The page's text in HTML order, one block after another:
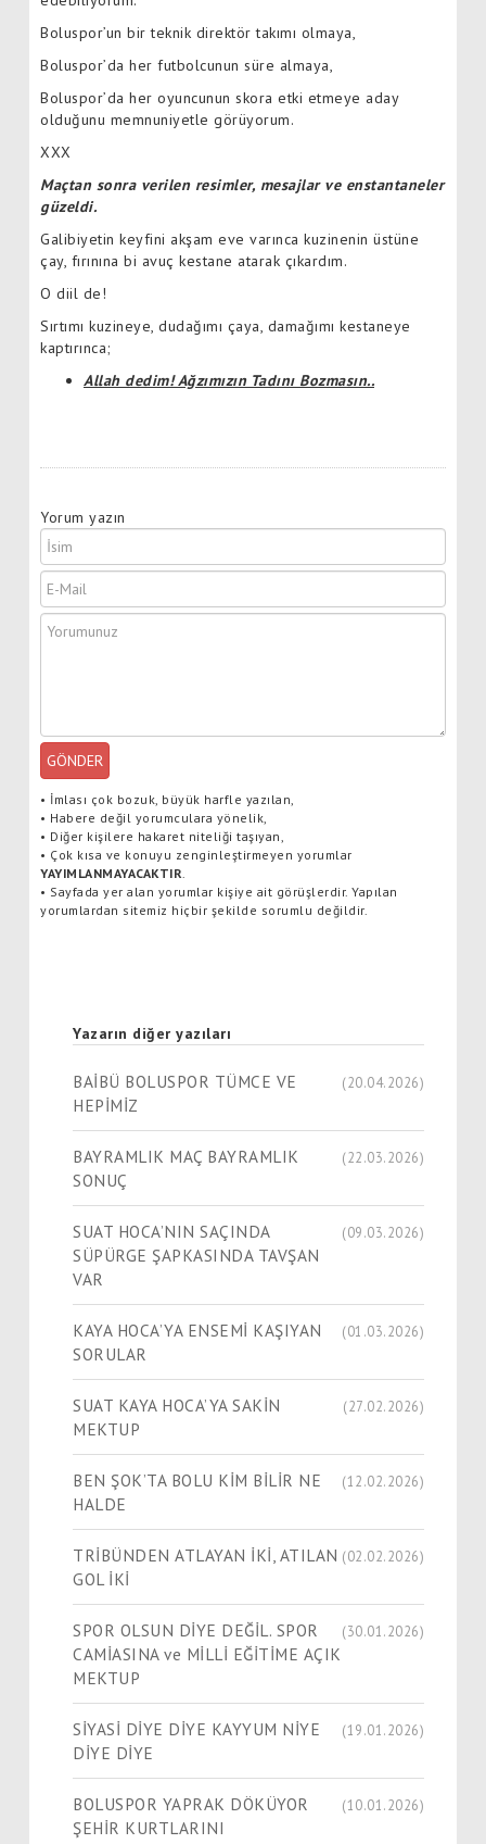
Boluspor’un bir teknik direktör takımı olmaya,
Boluspor’da her futbolcunun süre almaya,
Boluspor’da her oyuncunun skora etki etmeye aday
olduğunu memnuniyetle görüyorum.
XXX
Maçtan sonra verilen resimler, mesajlar ve enstantaneler
güzeldi.
Galibiyetin keyfini akşam eve varınca kuzinenin üstüne
çay, fırınına bi avuç kestane atarak çıkardım.
O diil de!
Sırtımı kuzineye, dudağımı çaya, damağımı kestaneye
kaptırınca;
Allah dedim! Ağzımızın Tadını Bozmasın..
Yorum yazın
GÖNDER
• İmlası çok bozuk, büyük harfle yazılan,
• Habere değil yorumculara yönelik,
• Diğer kişilere hakaret niteliği taşıyan,
• Çok kısa ve konuyu zenginleştirmeyen yorumlar
YAYIMLANMAYACAKTIR
• Sayfada yer alan yorumlar kişiye ait görüşlerdir. Yapılan
yorumlardan sitemiz hiçbir şekilde sorumlu değildir.
Yazarın diğer yazıları
BAİBÜ BOLUSPOR TÜMCE VE
HEPİMİZ
(20.04.2026)
BAYRAMLIK MAÇ BAYRAMLIK
SONUÇ
(22.03.2026)
SUAT HOCA’NIN SAÇINDA
SÜPÜRGE ŞAPKASINDA TAVŞAN
VAR
(09.03.2026)
KAYA HOCA’YA ENSEMİ KAŞIYAN
SORULAR
(01.03.2026)
SUAT KAYA HOCA’YA SAKİN
MEKTUP
(27.02.2026)
BEN ŞOK’TA BOLU KİM BİLİR NE
HALDE
(12.02.2026)
TRİBÜNDEN ATLAYAN İKİ, ATILAN
GOL İKİ
(02.02.2026)
SPOR OLSUN DİYE DEĞİL. SPOR
CAMİASINA ve MİLLİ EĞİTİME AÇIK
MEKTUP
(30.01.2026)
SİYASİ DİYE DİYE KAYYUM NİYE
DİYE DİYE
(19.01.2026)
BOLUSPOR YAPRAK DÖKÜYOR
ŞEHİR KURTLARINI
(10.01.2026)